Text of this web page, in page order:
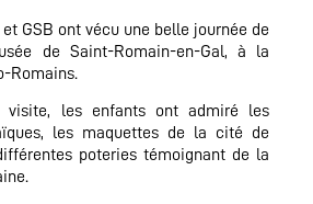
et GSB ont vécu une belle journée de
de Saint-Romain-en-Gal, à la
Romains.
visite, les enfants ont admiré les
les maquettes de la cité de
poteries témoignant de la